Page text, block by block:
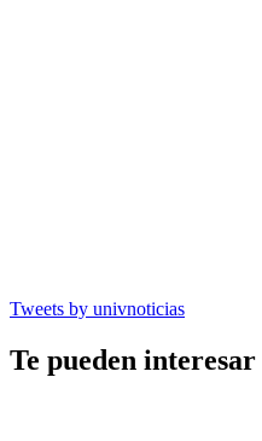
Tweets by univnoticias
Te pueden interesar